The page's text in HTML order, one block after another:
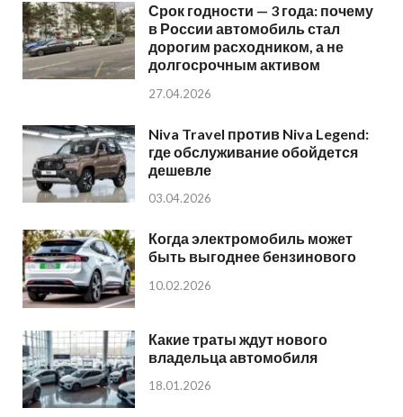
Срок годности — 3 года: почему
в России автомобиль стал
дорогим расходником, а не
долгосрочным активом
27.04.2026
Niva Travel против Niva Legend:
где обслуживание обойдется
дешевле
03.04.2026
Когда электромобиль может
быть выгоднее бензинового
10.02.2026
Какие траты ждут нового
владельца автомобиля
18.01.2026